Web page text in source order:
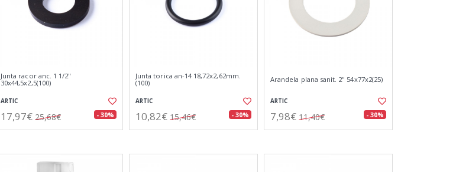
Junta racor anc. 1 1/2"
30x44,5x2,5(100)
ARTIC
17,97€ 25,68€ - 30%
Junta torica an-14 18,72x2,62mm.
(100)
ARTIC
10,82€ 15,46€ - 30%
Arandela plana sanit. 2" 54x77x2(25)
ARTIC
7,98€ 11,40€ - 30%